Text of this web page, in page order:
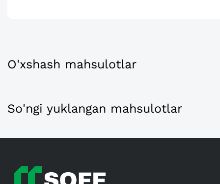
O'xshash mahsulotlar
So'ngi yuklangan mahsulotlar